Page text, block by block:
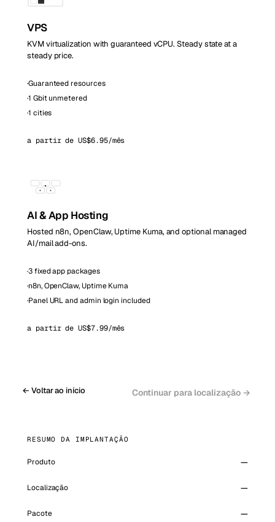
VPS
KVM virtualization with guaranteed vCPU. Steady state at a
steady price.
·Guaranteed resources
·1 Gbit unmetered
·1 cities
a partir de US$6.95/mês
AI & App Hosting
Hosted n8n, OpenClaw, Uptime Kuma, and optional managed
AI/mail add-ons.
·3 fixed app packages
·n8n, OpenClaw, Uptime Kuma
·Panel URL and admin login included
a partir de US$7.99/mês
← Voltar ao início Continuar para localização →
RESUMO DA IMPLANTAÇÃO
Produto —
Localização —
Pacote —